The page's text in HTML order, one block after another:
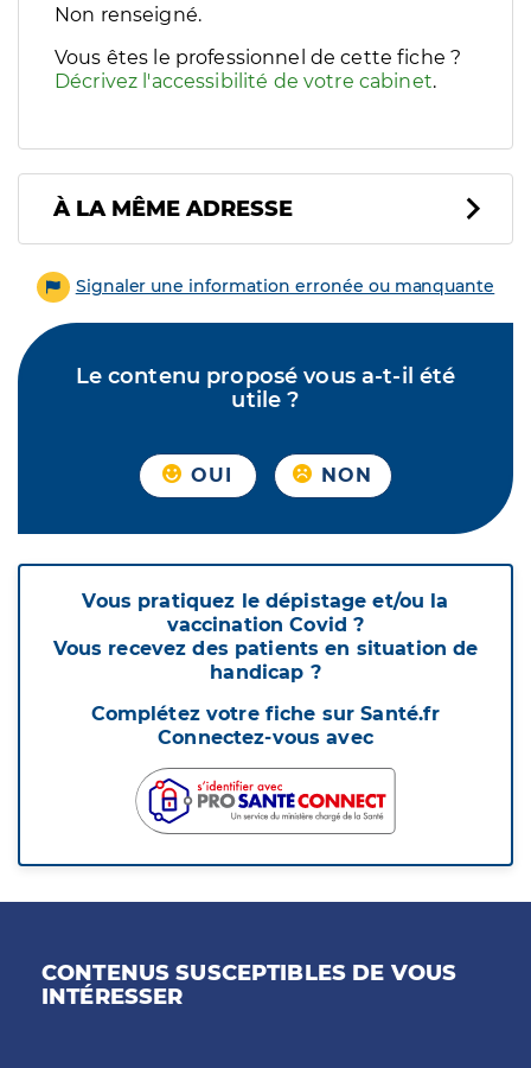
Filtres
Sélectionnez un ou plusieurs handicaps/besoins
Non renseigné.
Vous êtes le professionnel de cette fiche ?
Décrivez l'accessibilité de votre cabinet.
À LA MÊME ADRESSE
Signaler une information erronée ou manquante
Le contenu proposé vous a-t-il été
utile ?
OUI NON
Vous pratiquez le dépistage et/ou la
vaccination Covid ?
Vous recevez des patients en situation de
handicap ?
Complétez votre fiche sur Santé.fr
Connectez-vous avec
CONTENUS SUSCEPTIBLES DE VOUS
INTÉRESSER